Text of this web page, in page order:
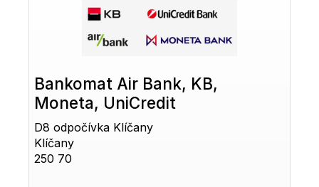
Bankomat Air Bank, KB,
Moneta, UniCredit
D8 odpočívka Klíčany
Klíčany
250 70